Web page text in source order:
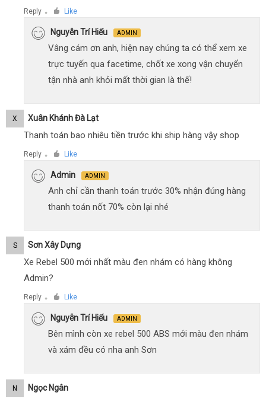
Reply ● Like
Nguyễn Trí Hiếu ADMIN
Vâng cám ơn anh, hiện nay chúng ta có thể xem xe
trực tuyến qua facetime, chốt xe xong vận chuyển
tận nhà anh khỏi mất thời gian là thế!
X Xuân Khánh Đà Lạt
Thanh toán bao nhiêu tiền trước khi ship hàng vậy shop
Reply ● Like
Admin ADMIN
Anh chỉ cần thanh toán trước 30% nhận đúng hàng
thanh toán nốt 70% còn lại nhé
S Sơn Xây Dựng
Xe Rebel 500 mới nhất màu đen nhám có hàng không
Admin?
Reply ● Like
Nguyễn Trí Hiếu ADMIN
Bên mình còn xe rebel 500 ABS mới màu đen nhám
và xám đều có nha anh Sơn
N Ngọc Ngân